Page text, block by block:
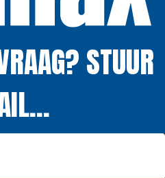
STUUR